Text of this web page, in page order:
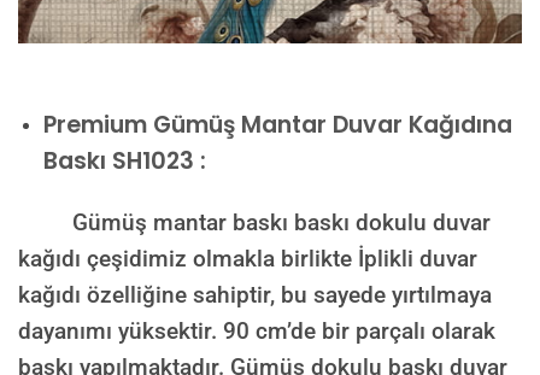
Premium Gümüş Mantar Duvar Kağıdına
Baskı SH1023 :
Gümüş mantar baskı baskı dokulu duvar
kağıdı çeşidimiz olmakla birlikte İplikli duvar
kağıdı özelliğine sahiptir, bu sayede yırtılmaya
dayanımı yüksektir. 90 cm’de bir parçalı olarak
baskı yapılmaktadır. Gümüş dokulu baskı duvar